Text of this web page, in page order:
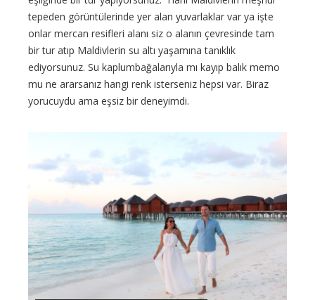
tepeden görüntülerinde yer alan yuvarlaklar var ya işte
onlar mercan resifleri alanı siz o alanın çevresinde tam
bir tur atıp Maldivlerin su altı yaşamına tanıklık
ediyorsunuz. Su kaplumbağalarıyla mı kayıp balık memo
mu ne ararsanız hangi renk isterseniz hepsi var. Biraz
yorucuydu ama eşsiz bir deneyimdi.